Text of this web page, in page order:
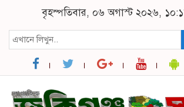
বৃহস্পতিবার, ০৬ অগাস্ট ২০২৬,